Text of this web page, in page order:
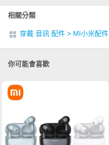
相關分類
穿戴 音訊 配件 > MI小米配件
你可能會喜歡